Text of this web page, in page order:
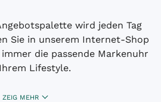
wird jeden Tag
Sie in unserem Internet-Shop
die passende Markenuhr
Lifestyle.
ZEIG MEHR